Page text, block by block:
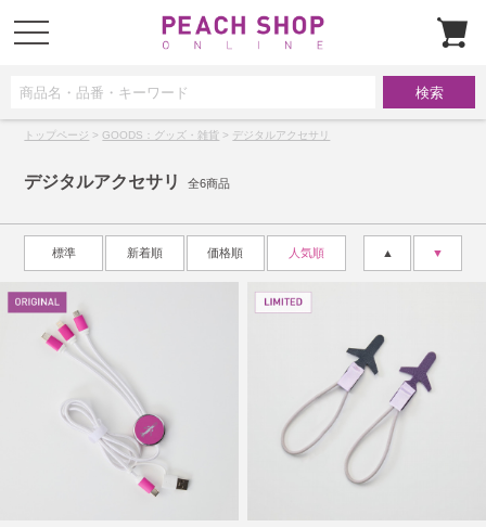
t
o
a
o
トップページ >GOODS：グッズ・雑貨 > デジタルアクセサリ
デジタルアクセサリ 全6商品
標準 新着順 価格順 人気順 ▼
▲